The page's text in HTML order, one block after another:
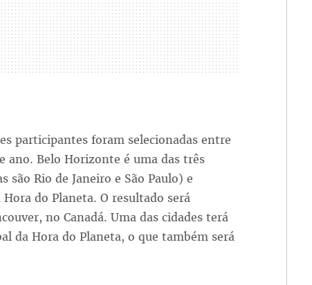
participantes foram selecionadas entre
ano. Belo Horizonte é uma das três
são Rio de Janeiro e São Paulo) e
do Planeta. O resultado será
no Canadá. Uma das cidades terá
da Hora do Planeta, o que também será